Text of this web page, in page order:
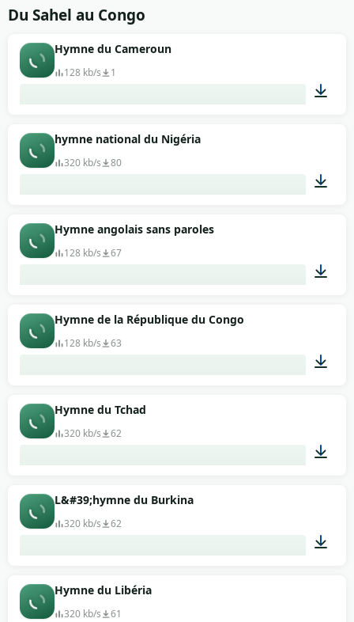
Du Sahel au Congo
Hymne du Cameroun
128 kb/s 1
hymne national du Nigéria
320 kb/s 80
Hymne angolais sans paroles
128 kb/s 67
Hymne de la République du Congo
128 kb/s 63
Hymne du Tchad
320 kb/s 62
L&#39;hymne du Burkina
320 kb/s 62
Hymne du Libéria
320 kb/s 61